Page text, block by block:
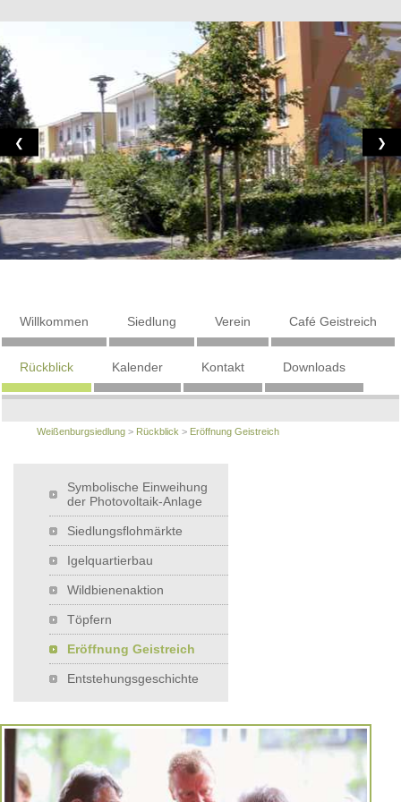
❮ ❯
Willkommen Siedlung Verein Café Geistreich
Rückblick Kalender Kontakt Downloads
Weißenburgsiedlung > Rückblick > Eröffnung Geistreich
Symbolische Einweihung
der Photovoltaik-Anlage
Siedlungsflohmärkte
Igelquartierbau
Wildbienenaktion
Töpfern
Eröffnung Geistreich
Entstehungsgeschichte